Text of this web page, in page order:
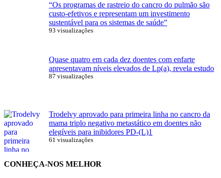
“Os programas de rastreio do cancro do pulmão são
custo-efetivos e representam um investimento
sustentável para os sistemas de saúde”
93 visualizações
Quase quatro em cada dez doentes com enfarte
apresentavam níveis elevados de Lp(a), revela estudo
87 visualizações
Trodelvy aprovado para primeira linha no cancro da
mama triplo negativo metastático em doentes não
elegíveis para inibidores PD-(L)1
61 visualizações
CONHEÇA-NOS MELHOR